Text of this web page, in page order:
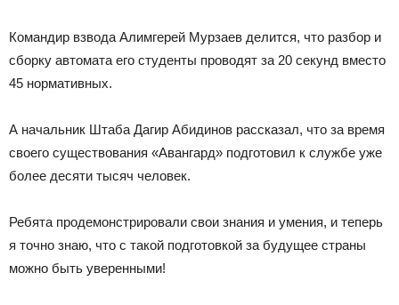
Командир взвода Алимгерей Мурзаев делится, что разбор и
сборку автомата его студенты проводят за 20 секунд вместо
45 нормативных.
А начальник Штаба Дагир Абидинов рассказал, что за время
своего существования «Авангард» подготовил к службе уже
более десяти тысяч человек.
Ребята продемонстрировали свои знания и умения, и теперь
я точно знаю, что с такой подготовкой за будущее страны
можно быть уверенными!